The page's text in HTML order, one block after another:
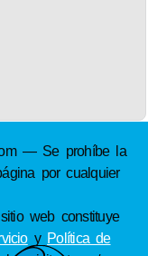
— Se prohíbe la
por cualquier
web constituye
y Política de